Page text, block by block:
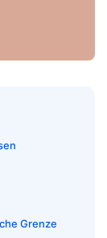
Grenze